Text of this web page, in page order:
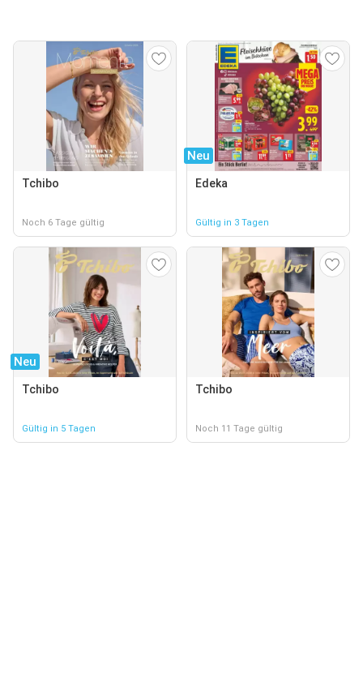
Tchibo
Noch 6 Tage gültig
Neu
Edeka
Gültig in 3 Tagen
Neu
Tchibo
Gültig in 5 Tagen
Tchibo
Noch 11 Tage gültig